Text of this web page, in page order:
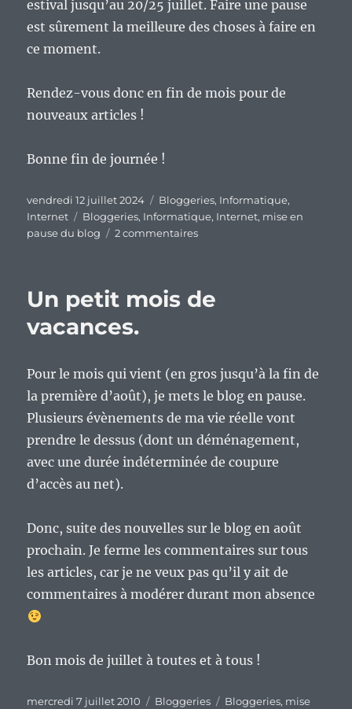
estival jusqu’au 20/25 juillet. Faire une pause
est sûrement la meilleure des choses à faire en
ce moment.
Rendez-vous donc en fin de mois pour de
nouveaux articles !
Bonne fin de journée !
Publié
le
vendredi 12 juillet 2024 Catégories
Bloggeries, Informatique,
Internet
Étiquettes
Bloggeries, Informatique, Internet, mise en
pause du blog
2 commentairessur
estivale
Un petit mois de
vacances.
Pour le mois qui vient (en gros jusqu’à la fin de
la première d’août), je mets le blog en pause.
Plusieurs évènements de ma vie réelle vont
prendre le dessus (dont un déménagement,
avec une durée indéterminée de coupure
d’accès au net).
Donc, suite des nouvelles sur le blog en août
prochain. Je ferme les commentaires sur tous
les articles, car je ne veux pas qu’il y ait de
commentaires à modérer durant mon absence
Bon mois de juillet à toutes et à tous !
Publié
mercredi 7 juillet 2010 Catégories
Bloggeries Étiquettes
Bloggeries, mise